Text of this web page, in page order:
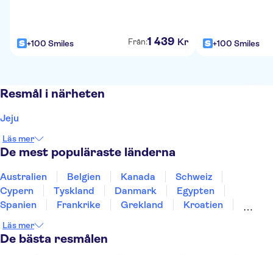
+100 Smiles Från:1 439 Kr +100 Smiles
Resmål i närheten
Jeju
Läs mer
De mest populäraste länderna
Australien Belgien Kanada
Schweiz
Cypern
Tyskland Danmark
Egypten
Spanien
Frankrike Grekland
Kroatien
Sverige
Thailand
Läs mer
De bästa resmålen